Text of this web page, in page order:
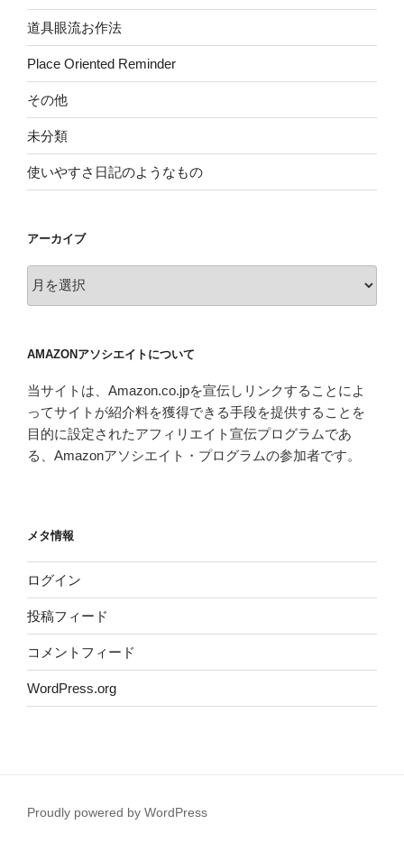
道具眼流お作法
Place Oriented Reminder
その他
未分類
使いやすさ日記のようなもの
アーカイブ
ー
ブ
AMAZONアソシエイトについて
当サイトは、Amazon.co.jpを宣伝しリンクすることによ
ってサイトが紹介料を獲得できる手段を提供することを
目的に設定されたアフィリエイト宣伝プログラムであ
る、Amazonアソシエイト・プログラムの参加者です。
メタ情報
ログイン
投稿フィード
コメントフィード
WordPress.org
Proudly powered by WordPress